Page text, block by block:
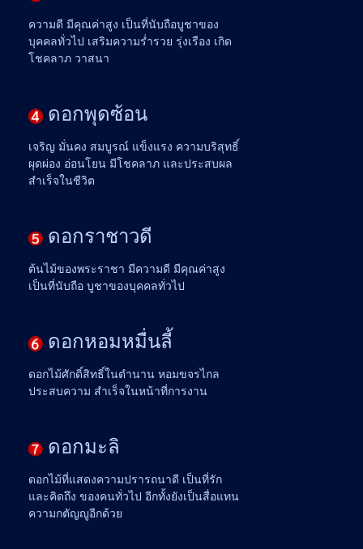
ความดี มีคุณค่าสูง เป็นที่นับถือบูชาของ
บุคคลทั่วไป เสริมความร่ำรวย รุ่งเรือง เกิด
โชคลาภ วาสนา
ดอกพุดซ้อน
เจริญ มั่นคง สมบูรณ์ แข็งแรง ความบริสุทธิ์
ผุดผ่อง อ่อนโยน มีโชคลาภ และประสบผล
สำเร็จในชีวิต
ดอกราชาวดี
ต้นไม้ของพระราชา มีความดี มีคุณค่าสูง
เป็นที่นับถือ บูชาของบุคคลทั่วไป
ดอกหอมหมื่นลี้
ดอกไม้ศักดิ์สิทธิ์ในตำนาน หอมขจรไกล
ประสบความ สำเร็จในหน้าที่การงาน
ดอกมะลิ
ดอกไม้ที่แสดงความปรารถนาดี เป็นที่รัก
และคิดถึง ของคนทั่วไป อีกทั้งยังเป็นสื่อแทน
ความกตัญญูอีกด้วย